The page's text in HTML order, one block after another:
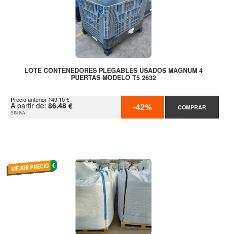
LOTE CONTENEDORES PLEGABLES USADOS MAGNUM 4
PUERTAS MODELO T5 2632
Precio anterior 149.10 €
A partir de: 86.48 €
SIN IVA -42% COMPRAR